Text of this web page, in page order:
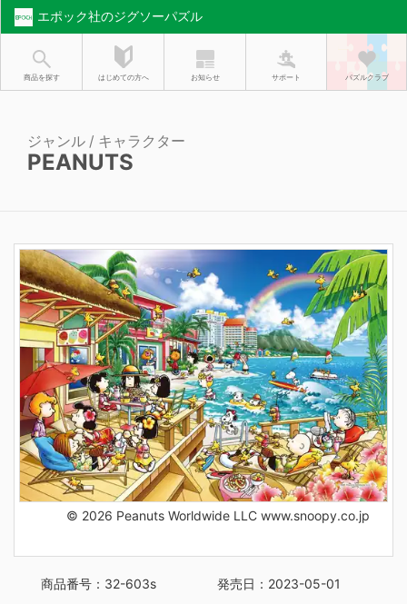
エポック社のジグソーパズル
商品を探す はじめての方へ お知らせ サポート パズルクラブ
ジャンル / キャラクター
PEANUTS
© 2026 Peanuts Worldwide LLC www.snoopy.co.jp
商品番号：32-603s 発売日：2023-05-01